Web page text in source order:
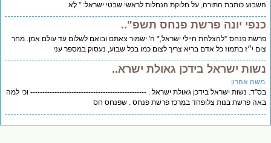
כותבת התורה, על חלוקת הנחלות לראשי שבטי ישראל: '' לָא
יונה פרשת פנחס תשפ"..
פנחס *להצלחת חיילי ישראל,* ה' ישמור צאתם ובואם לשלום עד עולם אמן. מחר
י״ז בתמוז כל אדם בריא צריך לצום כמו בכל שבוע, נעסוק במספר עני
ישראל בידכן גאולת ישרא..
אהרון
נשות ישראל בידכן גאולת ישראל . ------------------------------------------------ וכי למה
פרשת בנות צלופחד במרכז פרשת פנחס . שפנחס חס